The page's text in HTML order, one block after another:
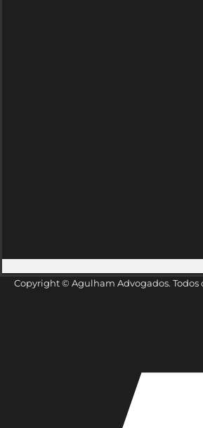
Copyright © Agulham Advogados. Todos